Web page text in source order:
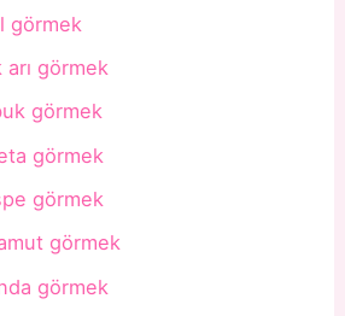
görmek
arı görmek
görmek
görmek
görmek
görmek
görmek